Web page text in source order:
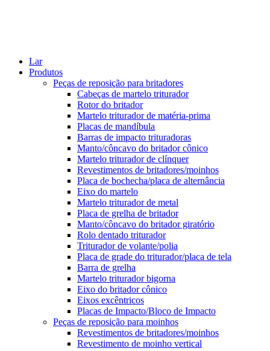
Lar
Produtos
Peças de reposição para britadores
Cabeças de martelo triturador
Rotor do britador
Martelo triturador de matéria-prima
Placas de mandíbula
Barras de impacto trituradoras
Manto/côncavo do britador cônico
Martelo triturador de clínquer
Revestimentos de britadores/moinhos
Placa de bochecha/placa de alternância
Eixo do martelo
Martelo triturador de metal
Placa de grelha de britador
Manto/côncavo do britador giratório
Rolo dentado triturador
Triturador de volante/polia
Placa de grade do triturador/placa de tela
Barra de grelha
Martelo triturador bigorna
Eixo do britador cônico
Eixos excêntricos
Placas de Impacto/Bloco de Impacto
Peças de reposição para moinhos
Revestimentos de britadores/moinhos
Revestimento de moinho vertical